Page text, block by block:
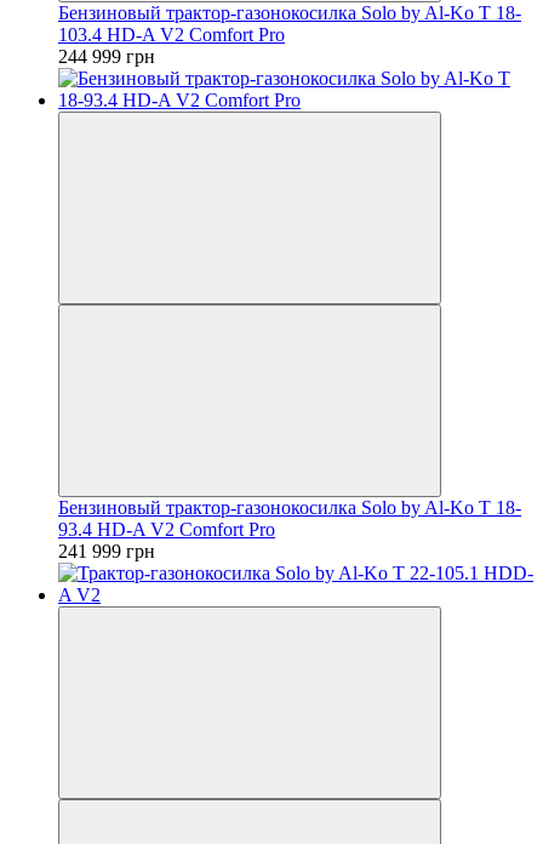
Бензиновый трактор-газонокосилка Solo by Al-Ko T 18-
103.4 HD-A V2 Comfort Pro
244 999 грн
Бензиновый трактор-газонокосилка Solo by Al-Ko T 18-
93.4 HD-A V2 Comfort Pro
241 999 грн